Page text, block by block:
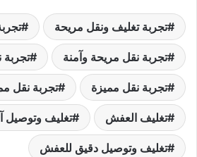
تجربة تغليف ونقل مريحة
تجربة نقل مريحة وآمنة
تجربة نقل مميزة تجربة نقل
تغليف العفش تغليف وتوصيل
تغليف وتوصيل دقيق للعفش